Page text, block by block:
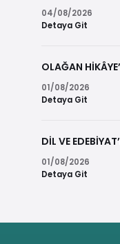
04/08/2026
Detaya Git
OLAĞAN
01/08/2026
Detaya Git
DİL VE
01/08/2026
Detaya Git